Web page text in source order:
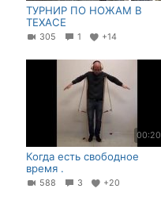
ТУРНИР ПО НОЖАМ В
ТЕХАСЕ
305 1 +14
00:20
Когда есть свободное
время .
588 3 +20